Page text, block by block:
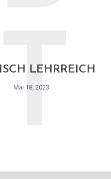
LEHRREICH
Mai 18, 2023